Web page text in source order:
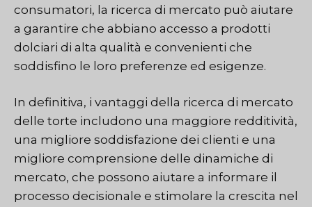
consumatori, la ricerca di mercato può aiutare
a garantire che abbiano accesso a prodotti
dolciari di alta qualità e convenienti che
soddisfino le loro preferenze ed esigenze.
In definitiva, i vantaggi della ricerca di mercato
delle torte includono una maggiore redditività,
una migliore soddisfazione dei clienti e una
migliore comprensione delle dinamiche di
mercato, che possono aiutare a informare il
processo decisionale e stimolare la crescita nel